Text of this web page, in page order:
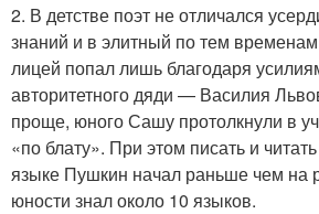
2. В детстве поэт не отличался
знаний и в элитный по тем
лицей попал лишь благодаря
авторитетного дяди — Василия
проще, юного Сашу протолкнули в
«по блату». При этом писать и
языке Пушкин начал раньше чем на
юности знал около 10 языков.